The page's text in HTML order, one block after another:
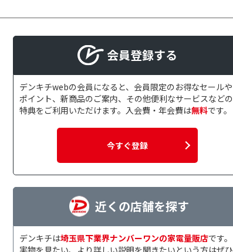
4本
1個
記録容量で絞り込む
25GB
対応倍速で絞り込む
ケースタイプで絞り込む
5mmケース
レーベル対応で絞り込む
会員登録する
デンキチwebの会員になると、会員限定のお得なセールや
ポイント、新商品のご案内、その他便利なサービスなどの
特典をご利用いただけます。入会費・年会費は無料です。
今すぐ登録
近くの店舗を探す
デンキチは埼玉県下業界ナンバーワンの家電量販店です。
実物を見たい、より詳しい説明を聞きたいという方はぜひ